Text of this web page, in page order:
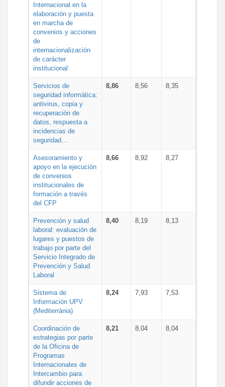
Internacional en la
elaboración y puesta
en marcha de
convenios y acciones
de
internacionalización
de carácter
institucional
Servicios de
seguridad informática:
antivirus, copia y
recuperación de
datos, respuesta a
incidencias de
seguridad...
8,86 8,56 8,35
Asesoramiento y
apoyo en la ejecución
de convenios
institucionales de
formación a través
del CFP
8,66 8,92 8,27
Prevención y salud
laboral: evaluación de
lugares y puestos de
trabajo por parte del
Servicio Integrado de
Prevención y Salud
Laboral
8,40 8,19 8,13
Sistema de
Información UPV
(Mediterrània)
8,24 7,93 7,53
Coordinación de
estrategias por parte
de la Oficina de
Programas
Internacionales de
Intercambio para
difundir acciones de
8,21 8,04 8,04